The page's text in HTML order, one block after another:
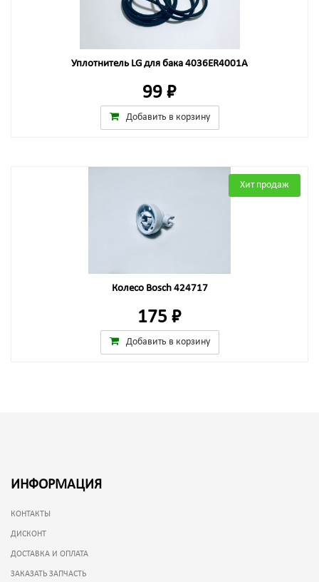
Уплотнитель LG для бака 4036ER4001A
99 ₽
Добавить в корзину
Хит продаж
Колесо Bosch 424717
175 ₽
Добавить в корзину
ИНФОРМАЦИЯ
КОНТАКТЫ
ДИСКОНТ
ДОСТАВКА И ОПЛАТА
ЗАКАЗАТЬ ЗАПЧАСТЬ